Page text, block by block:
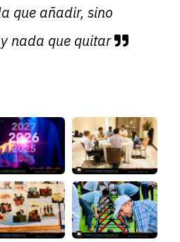
que añadir, sino
nada que quitar